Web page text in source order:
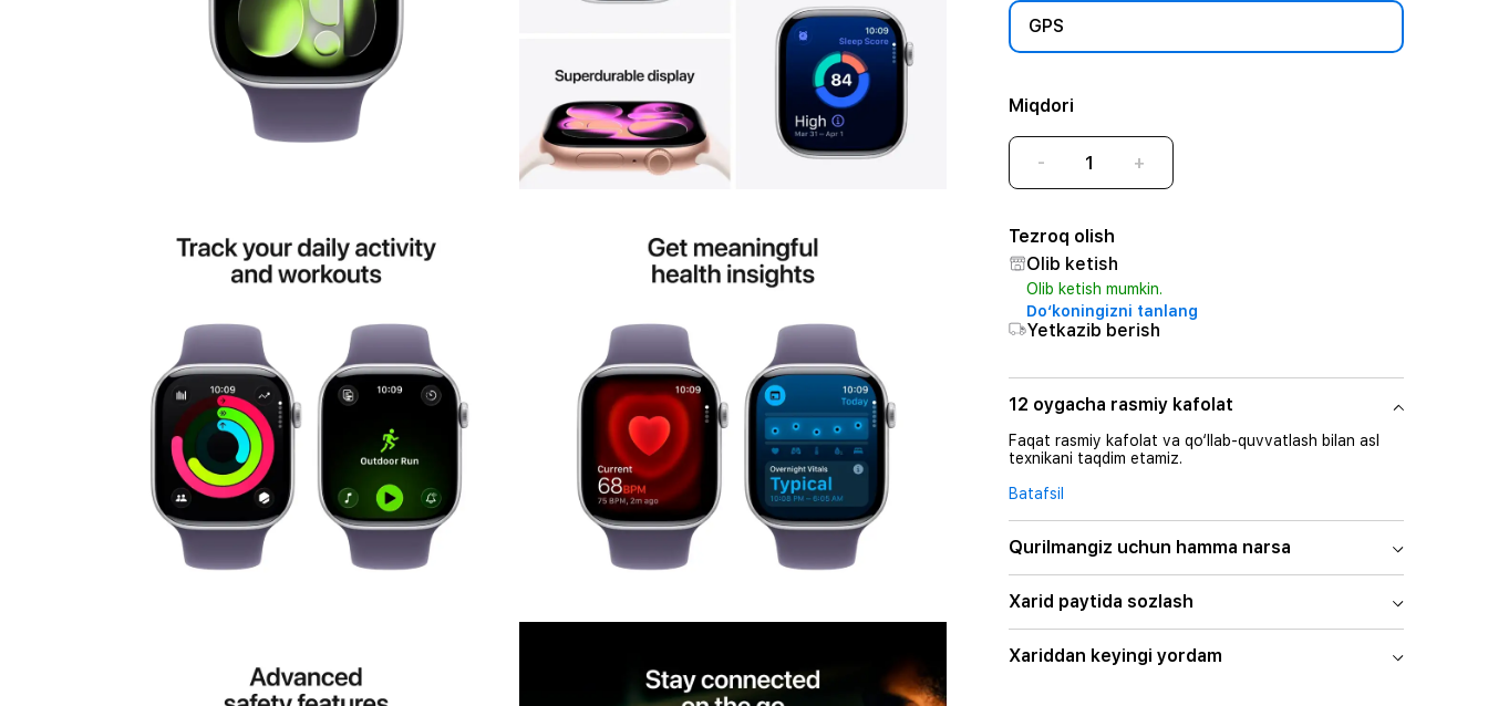
GPS
Miqdori
- +
Tezroq olish
Olib ketish
Olib ketish mumkin.
Do‘koningizni tanlang
Yetkazib berish
12 oygacha rasmiy kafolat
Faqat rasmiy kafolat va qo‘llab-quvvatlash bilan asl
texnikani taqdim etamiz.
Batafsil
Qurilmangiz uchun hamma narsa
Xarid paytida sozlash
Xariddan keyingi yordam